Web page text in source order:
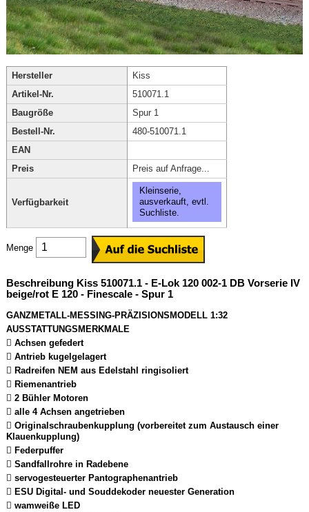
Hersteller
Kiss
Artikel-Nr.
510071.1
Baugröße
Spur 1
Bestell-Nr.
480-510071.1
EAN
Preis
Preis auf Anfrage...
Verfügbarkeit
Kleinserie,
ausverkauft, evtl.
Suchliste.
Menge
Beschreibung Kiss 510071.1 - E-Lok 120 002-1 DB Vorserie IV
beige/rot E 120 - Finescale - Spur 1
GANZMETALL-MESSING-PRÄZISIONSMODELL 1:32
AUSSTATTUNGSMERKMALE
 Achsen gefedert
 Antrieb kugelgelagert
 Radreifen NEM aus Edelstahl ringisoliert
 Riemenantrieb
 2 Bühler Motoren
 alle 4 Achsen angetrieben
 Originalschraubenkupplung (vorbereitet zum Austausch einer
Klauenkupplung)
 Federpuffer
 Sandfallrohre in Radebene
 servogesteuerter Pantographenantrieb
 ESU Digital- und Souddekoder neuester Generation
 wamweiße LED